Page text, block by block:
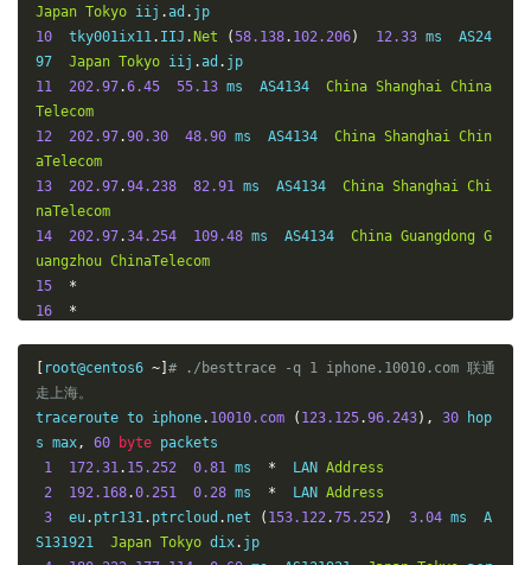
Japan Tokyo iij .ad .
10
  tky001ix11
. IIJ . Net (58.138. 102.206) 12.33 ms  AS24
97 Japan Tokyo iij .ad .
11
202.97.6.45 55.13 ms  AS4134 China Shanghai China
Telecom
12
202.97.90.30 48.90 ms  AS4134 China Shanghai Chin
aTelecom
13
202.97.94.238 82.91 ms  AS4134 China Shanghai Chi
naTelecom
14
202.97.34.254 109.48 ms  AS4134 China Guangdong G
uangzhou ChinaTelecom
15
*
16
*
18
183.63.68.234 104.50 ms  AS4134 China Guangdong G
uangzhou
19
*
20
210.131.135.219.broad
219.135 .131.210) 115.36 ms  AS4134 China
uangzhou
ChinaTelecom
21
*
22
*
23
61.140. 99.33 108.64 ms  AS4134 China Guangdong Gu
root@centos6 ~] # ./besttrace -q 1 iphone.10010.com 联通
走上海。
traceroute to iphone. 10010.com ( 123.125.96.243), 30 hop
s max, 60 byte packets
1
172.31. 15.252 0.81 ms *
  LAN
Address
2
192.168.0.251 0.28 ms *
  LAN
Address
3
  eu
. ptr131. ptrcloud . net ( 153.122.75.252) 3.04 ms  A
S131921 Japan Tokyo dix. jp